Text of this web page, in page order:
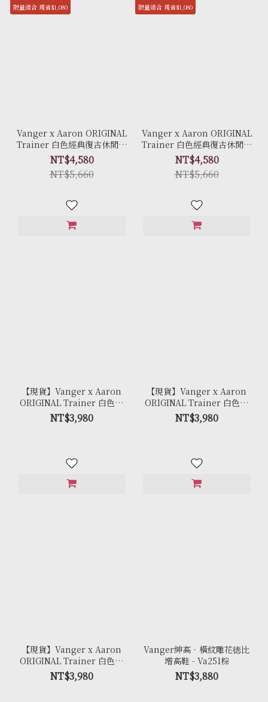
限量組合 現省$1,080
Vanger x Aaron ORIGINAL
Trainer 白色經典復古休閒鞋
聯名限量套組 - Ca006卵石白
(牛皮拼接反毛皮)
NT$4,580
NT$5,660
限量組合 現省$1,080
Vanger x Aaron ORIGINAL
Trainer 白色經典復古休閒鞋
聯名限量套組 - Ca006皚白色
(膠底)
NT$4,580
NT$5,660
【現貨】Vanger x Aaron
ORIGINAL Trainer 白色經
典復古休閒鞋 - Ca007皚白色
(膠底)
NT$3,980
【現貨】Vanger x Aaron
ORIGINAL Trainer 白色經
典復古休閒鞋 - Ca006卵石白
(牛皮拼接反毛皮)
NT$3,980
【現貨】Vanger x Aaron
ORIGINAL Trainer 白色經
典復古休閒鞋 - Ca006皚白色
(膠底)
NT$3,980
Vanger紳高．橫紋雕花徳比
增高鞋 - Va251棕
NT$3,880